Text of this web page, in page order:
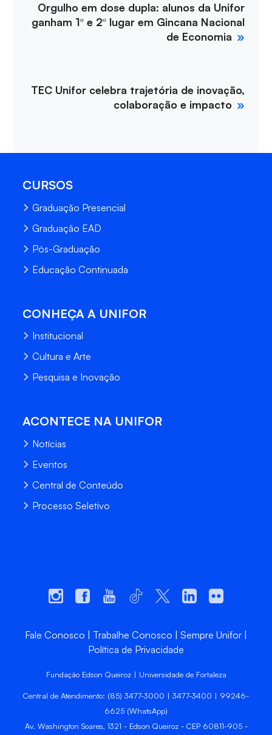
Orgulho em dose dupla: alunos da Unifor
ganham 1º e 2º lugar em Gincana Nacional
de Economia
TEC Unifor celebra trajetória de inovação,
colaboração e impacto
CURSOS
Graduação Presencial
Graduação EAD
Pós-Graduação
Educação Continuada
CONHEÇA A UNIFOR
Institucional
Cultura e Arte
Pesquisa e Inovação
ACONTECE NA UNIFOR
Notícias
Eventos
Central de Conteúdo
Processo Seletivo
Fale Conosco Trabalhe Conosco
Sempre Unifor
Política de Privacidade
Fundação Edson Queiroz | Universidade de Fortaleza
Central de Atendimento: (85) 3477-3000 | 3477-3400 | 99246-
6625 (WhatsApp)
Av. Washington Soares, 1321 - Edson Queiroz - CEP 60811-905 -